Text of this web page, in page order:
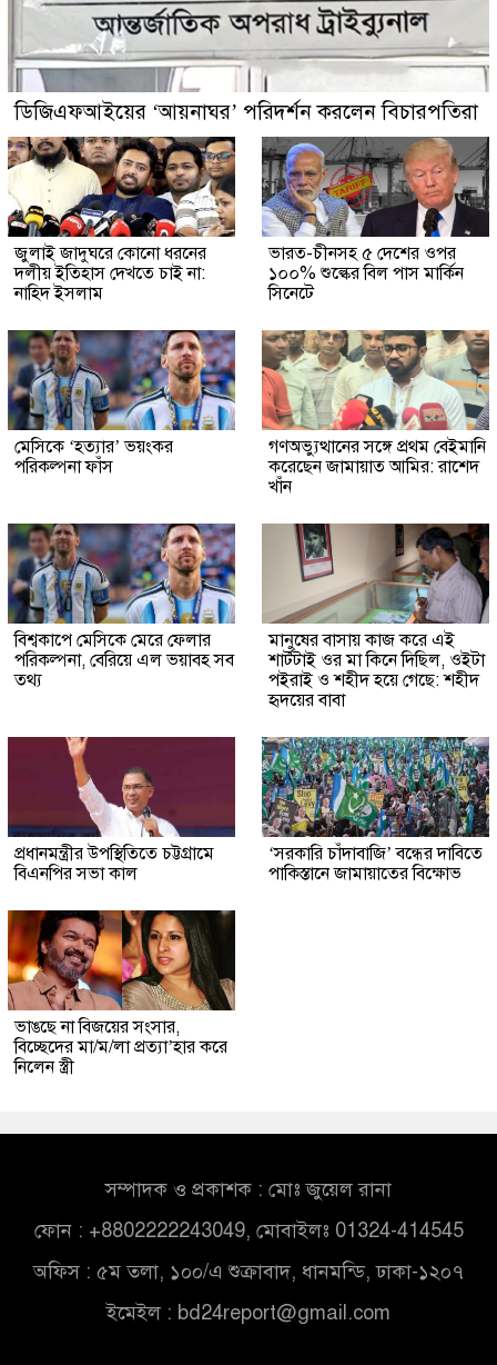
ডিজিএফআইয়ের ‘আয়নাঘর’ পরিদর্শন করলেন বিচারপতিরা
জুলাই জাদুঘরে কোনো ধরনের
দলীয় ইতিহাস দেখতে চাই না:
নাহিদ ইসলাম
ভারত-চীনসহ ৫ দেশের ওপর
১০০% শুল্কের বিল পাস মার্কিন
সিনেটে
মেসিকে ‘হত্যার’ ভয়ংকর
পরিকল্পনা ফাঁস
গণঅভ্যুত্থানের সঙ্গে প্রথম বেইমানি
করেছেন জামায়াত আমির: রাশেদ
খাঁন
বিশ্বকাপে মেসিকে মেরে ফেলার
পরিকল্পনা, বেরিয়ে এল ভয়াবহ সব
তথ্য
মানুষের বাসায় কাজ করে এই
শার্টটাই ওর মা কিনে দিছিল, ওইটা
পইরাই ও শহীদ হয়ে গেছে: শহীদ
হৃদয়ের বাবা
প্রধানমন্ত্রীর উপস্থিতিতে চট্টগ্রামে
বিএনপির সভা কাল
‘সরকারি চাঁদাবাজি’ বন্ধের দাবিতে
পাকিস্তানে জামায়াতের বিক্ষোভ
ভাঙছে না বিজয়ের সংসার,
বিচ্ছেদের মা/ম/লা প্রত্যা’হার করে
নিলেন স্ত্রী
সম্পাদক ও প্রকাশক : মোঃ জুয়েল রানা
ফোন : +8802222243049, মোবাইলঃ 01324-414545
অফিস : ৫ম তলা, ১০০/এ শুক্রাবাদ, ধানমন্ডি, ঢাকা-১২০৭
ইমেইল : bd24report@gmail.com